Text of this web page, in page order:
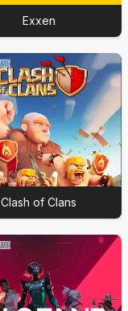
Exxen
Clash of Clans